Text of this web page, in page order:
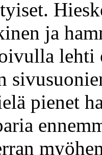
ja
lehti
pienet